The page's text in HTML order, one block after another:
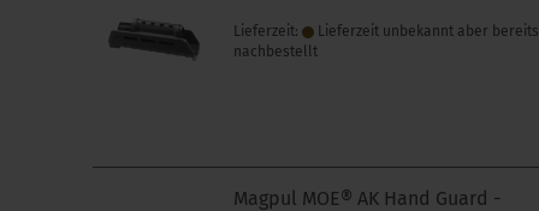
Lieferzeit:
Lieferzeit unbekannt aber bereits
nachbestellt
Magpul MOE® AK Hand Guard -